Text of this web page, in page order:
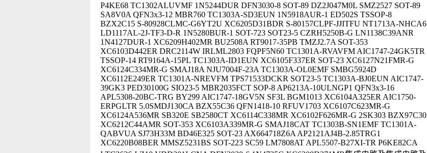
P4KE68 TC1302ALUVMF 1N5244DUR DFN3030-8 SOT-89 DZ2J047M0L SMZ2527 SOT-89
SA8V0A QFN3x3-12 MBR760 TC1303A-SD3EUN 1N5918AUR-1 ED502S TSSOP-8
BZX2C15 S-80928CLMC-G6YT2U XC6205D31BDR S-80157CLPF-JJITFU NT1713A-NHCA6
LD1117AL-2J-TF3-D-R 1N5280BUR-1 SOT-723 SOT23-5 CZRH5250B-G LN1138C39ANR
1N4127DUR-1 XC6209H402MR BU2508A RT9017-35PB TMZJ2.7A SOT-353
XC6103D442ER DRC2114W IRLML2803 FQPF5N60 TC1301A-RVAVFM AIC1747-24GK5TR
TSSOP-14 RT9164A-15PL TC1303A-ID1EUN XC6105F337ER SOT-23 XC6127N21FMR-G
XC6124C334MR-G SMAJ18A NJU7004F-23A TC1303A-OL0EMF SMBG5924D
XC6112E249ER TC1301A-NREVFM TPS71533DCKR SOT23-5 TC1303A-BJ0EUN AIC1747-
39GK3 PED30100G SIO23-5 MBR2035FCT SOP-8 AP6213A-10ULNGP1 QFN3x3-16
APL5308-20BC-TRG BY299 AIC1747-18GV5N SF3L BGM1013 XC6104A325ER AIC1750-
ERPGLTR 5.0SMDJ130CA BZX55C36 QFN1418-10 RFUV1703 XC6107C623MR-G
XC6124A536MR SB320E SB2580CT XC6114C338MR XC6102F626MR-G 2SK303 BZX97C30
XC6212C44AMR SOT-353 XC6103A339MR-G SMAJ18CAT TC1303B-SN1EMF TC1301A-
QABVUA SJ73H33M BD46E325 SOT-23 AX664718Z6A AP2121AJ4B-2.85TRG1
XC6220B08BER MMSZ5231BS SOT-223 SC59 LM7808AT APL5507-B27XI-TR P6KE82CA